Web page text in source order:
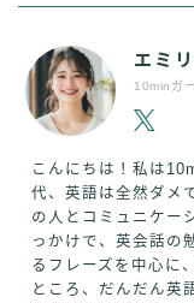
エミ
10minガ
こんにちは！私は
代、英語は全然ダメ
の人とコミュニケー
っかけで、英会話の
るフレーズを中心に
ところ、だんだん英